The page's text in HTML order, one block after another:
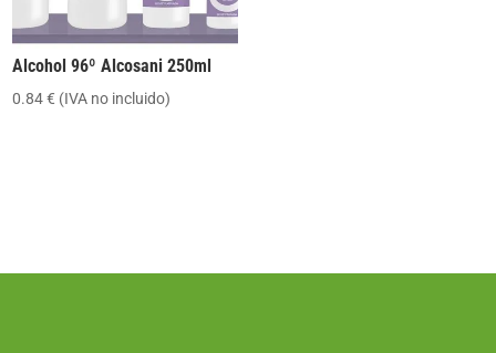
Alcohol 96º Alcosani 250ml
0.84€ (IVA no incluido)